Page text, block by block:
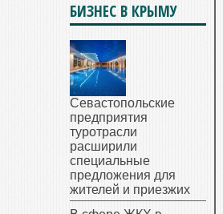
БИЗНЕС В КРЫМУ
Севастопольские
предприятия
туротрасли
расширили
специальные
предложения для
жителей и приезжих